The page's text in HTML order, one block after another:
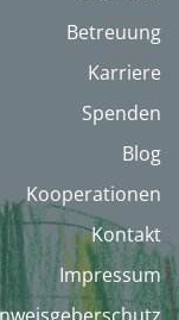
Betreuung
Karriere
Spenden
Blog
Kooperationen
Kontakt
Impressum